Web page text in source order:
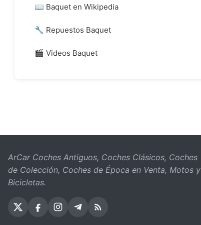
📖 Baquet en Wikipedia
🔧 Repuestos Baquet
🎬 Videos Baquet
ArCar Coches Antiguos, Coches Clásicos, Coches
de Colección, Coches de Época en Venta, Motos y
Bicicletas.